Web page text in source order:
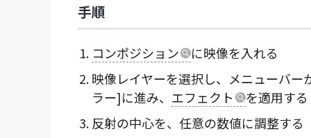
手順
コンポジション
に映像を入れる
映像レイヤーを選択し、メニューバー
ラー]に進み、 エフェクト
を適用する
反射の中心を、任意の数値に調整する